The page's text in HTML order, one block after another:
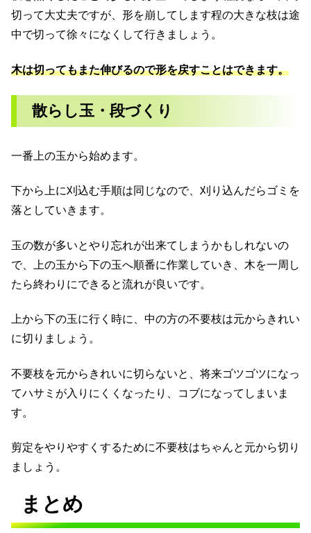
切って大丈夫ですが、形を崩してします程の大きな枝は途
中で切って徐々になくして行きましょう。
木は切ってもまた伸びるので形を戻すことはできます。
散らし玉・段づくり
一番上の玉から始めます。
下から上に刈込む手順は同じなので、刈り込んだらゴミを
落としていきます。
玉の数が多いとやり忘れが出来てしまうかもしれないの
で、上の玉から下の玉へ順番に作業していき、木を一周し
たら終わりにできると流れが良いです。
上から下の玉に行く時に、中の方の不要枝は元からきれい
に切りましょう。
不要枝を元からきれいに切らないと、将来ゴツゴツになっ
てハサミが入りにくくなったり、コブになってしまいま
す。
剪定をやりやすくするために不要枝はちゃんと元から切り
ましょう。
まとめ